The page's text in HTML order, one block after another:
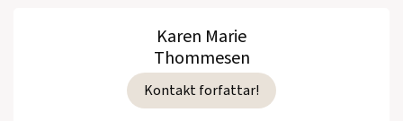
Karen Marie
Thommesen
Kontakt forfattar!